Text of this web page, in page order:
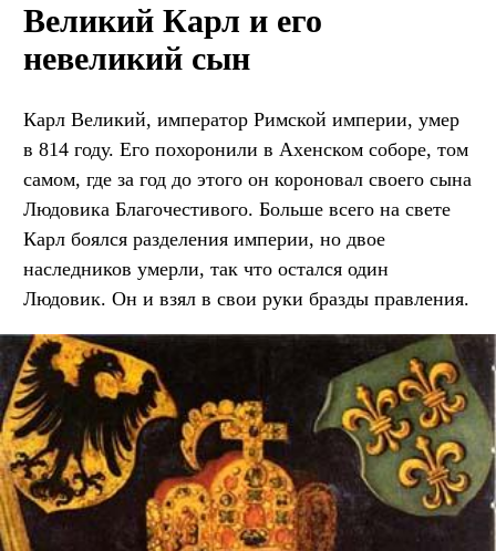
Великий Карл и его
невеликий сын
Карл Великий, император Римской империи, умер
в 814 году. Его похоронили в Ахенском соборе, том
самом, где за год до этого он короновал своего сына
Людовика Благочестивого. Больше всего на свете
Карл боялся разделения империи, но двое
наследников умерли, так что остался один
Людовик. Он и взял в свои руки бразды правления.